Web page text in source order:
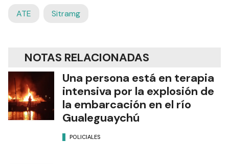
ATE Sitramg
NOTAS RELACIONADAS
Una persona está en terapia
intensiva por la explosión de
la embarcación en el río
Gualeguaychú
POLICIALES